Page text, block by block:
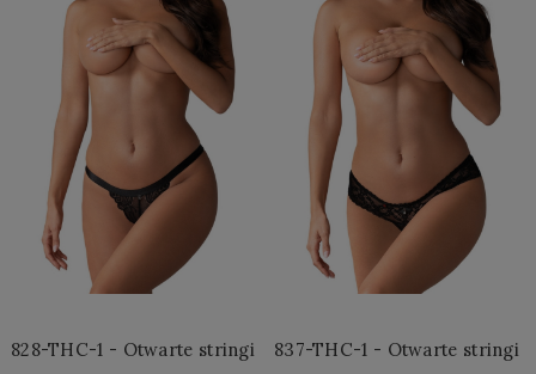
828-THC-1 - Otwarte stringi 837-THC-1 - Otwarte stringi